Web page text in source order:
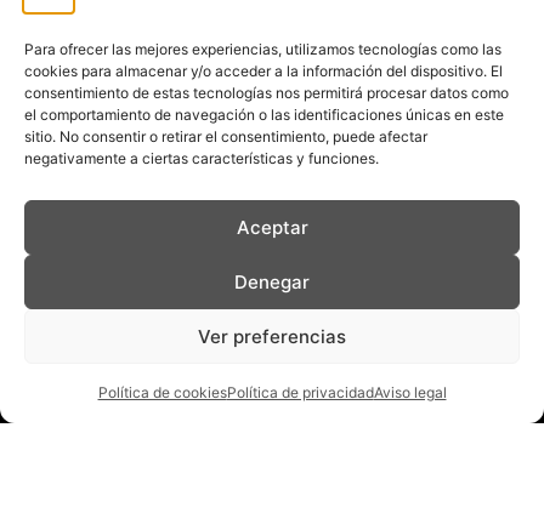
Para ofrecer las mejores experiencias, utilizamos tecnologías como las
cookies para almacenar y/o acceder a la información del dispositivo. El
consentimiento de estas tecnologías nos permitirá procesar datos como
el comportamiento de navegación o las identificaciones únicas en este
sitio. No consentir o retirar el consentimiento, puede afectar
negativamente a ciertas características y funciones.
Aceptar
Denegar
Ver preferencias
Política de cookiesPolítica de privacidadAviso legal
+34 931 97 42 79
Madrid
C/ Marie Curie 7, Edificio Beta,
Pta. 7, Át. 4, Rivas
Palma
Palma de Mallorca
Social Media